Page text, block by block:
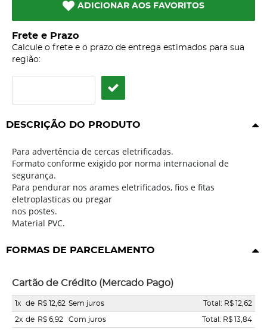
ADICIONAR AOS FAVORITOS
Frete e Prazo
Calcule o frete e o prazo de entrega estimados para sua
região:
DESCRIÇÃO DO PRODUTO
Para advertência de cercas eletrificadas.
Formato conforme exigido por norma internacional de
segurança.
Para pendurar nos arames eletrificados, fios e fitas
eletroplasticas ou pregar
nos postes.
Material PVC.
FORMAS DE PARCELAMENTO
Cartão de Crédito (Mercado Pago)
1x de R$ 12,62 Sem juros Total: R$ 12,62
2x de R$ 6,92 Com juros Total: R$ 13,84